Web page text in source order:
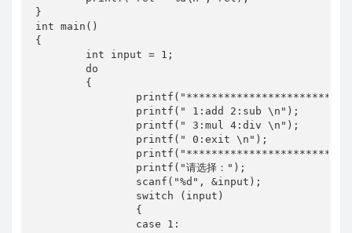
}
int main()
{